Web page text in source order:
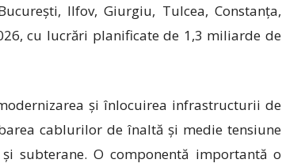
Ilfov, Giurgiu, Tulcea, Constanța,
cu lucrări planificate de 1,3 miliarde de
și înlocuirea infrastructurii de
cablurilor de înaltă și medie tensiune
subterane. O componentă importantă o